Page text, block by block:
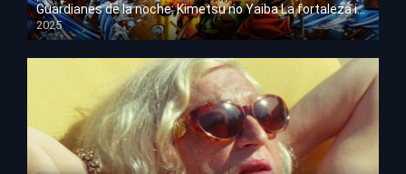
Guardianes de la noche: Kimetsu no Yaiba La fortaleza infinita
2025
HD 1080p